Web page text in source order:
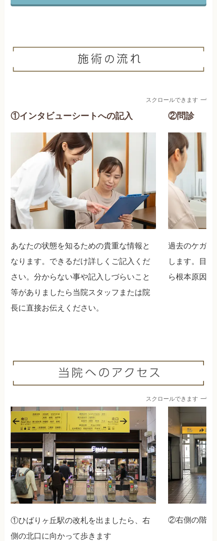
スクロールできます
①インタビューシートへの記入
あなたの状態を知るための貴重な情報と
なります。できるだけ詳しくご記入くだ
さい。分からない事や記入しづらいこと
等がありましたら当院スタッフまたは院
長に直接お伝えください。
②問診
過去のケガや
します。目
ら根本原因
スクロールできます
①ひばりヶ丘駅の改札を出ましたら、右
側の北口に向かって歩きます
②右側の階段